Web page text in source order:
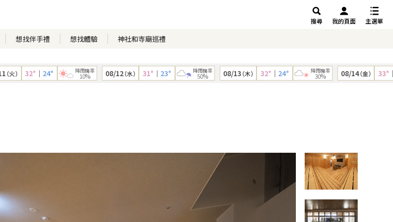
搜尋 我的頁面 主選單
想找伴手禮 想找體驗 神社和寺廟巡禮
32° 24° 降雨機率
10% 08/12 （水） 31° 23° 降雨機率
50% 08/13 （木） 32° 24° 降雨機率
30% 08/14 （金） 33° 24°